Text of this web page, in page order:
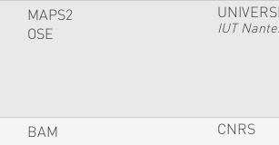
MAPS2
OSE
IUT
BAM CNRS